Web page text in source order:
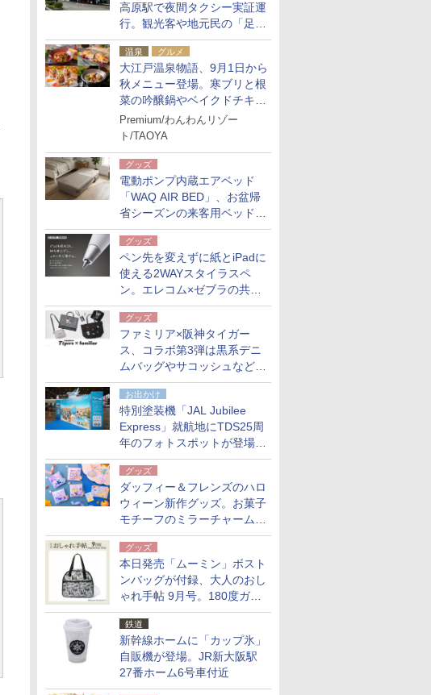
高原駅で夜間タクシー実証運
行。観光客や地元民の「足が
ない」課題解消へ、木金土に
2台体制
温泉 グルメ
大江戸温泉物語、9月1日から
秋メニュー登場。寒ブリと根
菜の吟醸鍋やベイクドチキ
ン、ショコラ＆栗スイーツも
食べ放題に
Premium/わんわんリゾー
ト/TAOYA
グッズ
電動ポンプ内蔵エアベッド
「WAQ AIR BED」、お盆帰
省シーズンの来客用ベッドに
も。使用後は収納バッグでコ
ンパクトに保管
グッズ
ペン先を変えずに紙とiPadに
使える2WAYスタイラスペ
ン。エレコム×ゼブラの共同
開発
グッズ
ファミリア×阪神タイガー
ス、コラボ第3弾は黒系デニ
ムバッグやサコッシュなど6
点。8月21日オンラインスト
アで発売
お出かけ
特別塗装機「JAL Jubilee
Express」就航地にTDS25周
年のフォトスポットが登場。
10月末まで青森空港に
グッズ
ダッフィー＆フレンズのハロ
ウィーン新作グッズ。お菓子
モチーフのミラーチャーム/
デザインポーチほか
グッズ
本日発売「ムーミン」ボスト
ンバッグが付録、大人のおし
ゃれ手帖 9月号。180度ガバ
ッと開いて大容量
鉄道
新幹線ホームに「カップ氷」
自販機が登場。JR新大阪駅
27番ホーム6号車付近